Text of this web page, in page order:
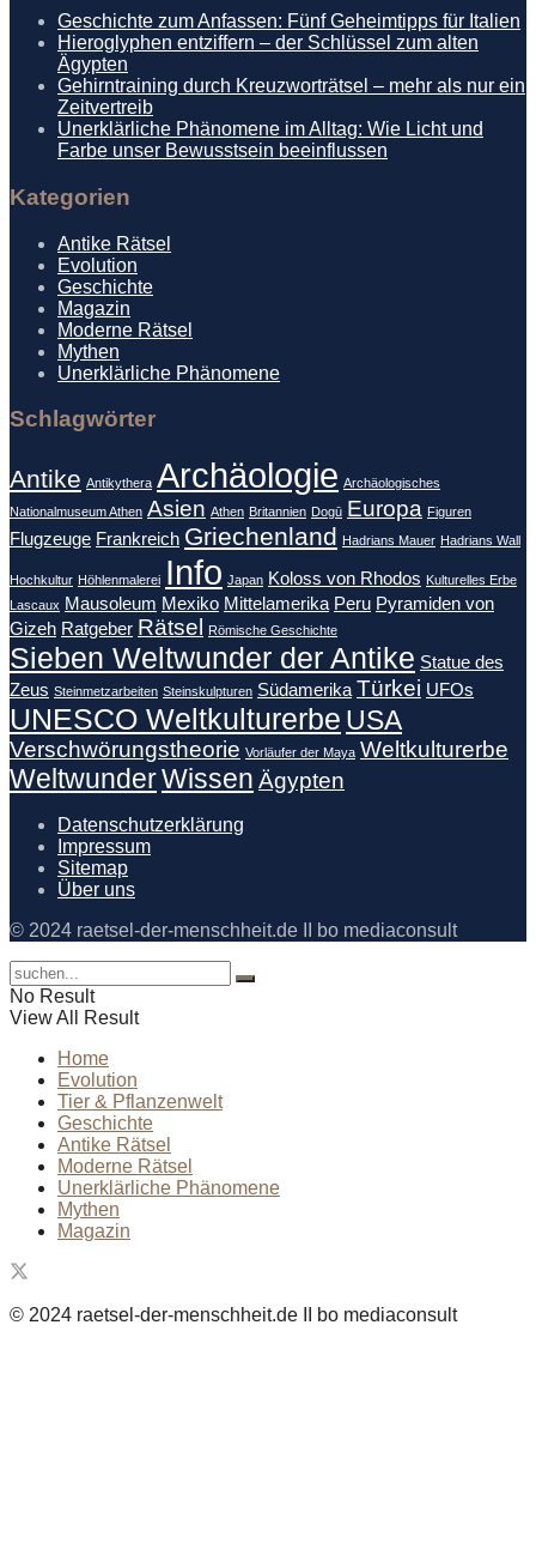
Geschichte zum Anfassen: Fünf Geheimtipps für Italien
Hieroglyphen entziffern – der Schlüssel zum alten
Ägypten
Gehirntraining durch Kreuzworträtsel – mehr als nur ein
Zeitvertreib
Unerklärliche Phänomene im Alltag: Wie Licht und
Farbe unser Bewusstsein beeinflussen
Kategorien
Antike Rätsel
Evolution
Geschichte
Magazin
Moderne Rätsel
Mythen
Unerklärliche Phänomene
Schlagwörter
Antike Antikythera Archäologie Archäologisches
Nationalmuseum Athen Asien Athen Britannien Dogū Europa Figuren
Flugzeuge Frankreich Griechenland Hadrians Mauer Hadrians Wall
Hochkultur Höhlenmalerei Info Japan Koloss von Rhodos Kulturelles Erbe
Lascaux Mausoleum Mexiko Mittelamerika Peru Pyramiden von
Gizeh Ratgeber Rätsel Römische Geschichte
Sieben Weltwunder der Antike Statue des
Zeus Steinmetzarbeiten Steinskulpturen Südamerika Türkei UFOs
UNESCO Weltkulturerbe USA
Verschwörungstheorie Vorläufer der Maya Weltkulturerbe
WeltwunderWissen Ägypten
Datenschutzerklärung
Impressum
Sitemap
Über uns
© 2024 raetsel-der-menschheit.de II bo mediaconsult
No Result
View All Result
Home
Evolution
Tier & Pflanzenwelt
Geschichte
Antike Rätsel
Moderne Rätsel
Unerklärliche Phänomene
Mythen
Magazin
© 2024 raetsel-der-menschheit.de II bo mediaconsult